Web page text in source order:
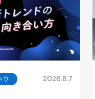
ウ 2026.8.7